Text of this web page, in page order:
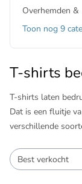
Overhemden &
Toon nog 9
T-shirts
T-shirts laten
Dat is een fluitje
verschillende
om in te zetten
promotiekleding.
Best verkocht